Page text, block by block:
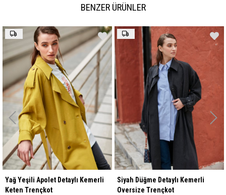
BENZER ÜRÜNLER
Kemerli
Siyah Düğme Detaylı Kemerli
Camel Düğme
Oversize Trençkot